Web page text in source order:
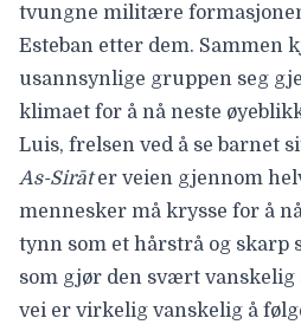
tvungne militære
Esteban etter dem. Sammen
usannsynlige gruppen seg
klimaet for å nå neste
Luis, frelsen ved å se barnet
As-Sirāter veien gjennom
mennesker må krysse for å
tynn som et hårstrå og skarp
som gjør den svært vanskelig
vei er virkelig vanskelig å